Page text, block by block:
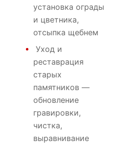
установка ограды
и цветника,
отсыпка щебнем
Уход и
реставрация
старых
памятников —
обновление
гравировки,
чистка,
выравнивание